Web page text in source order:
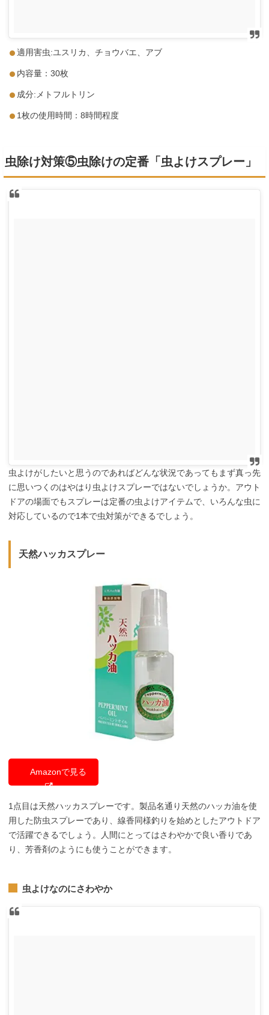
適用害虫:ユスリカ、チョウバエ、アブ
内容量：30枚
成分:メトフルトリン
1枚の使用時間：8時間程度
虫除け対策⑤虫除けの定番「虫よけスプレー」
虫よけがしたいと思うのであればどんな状況であってもまず真っ先
に思いつくのはやはり虫よけスプレーではないでしょうか。アウト
ドアの場面でもスプレーは定番の虫よけアイテムで、いろんな虫に
対応しているので1本で虫対策ができるでしょう。
天然ハッカスプレー
Amazonで見る
1点目は天然ハッカスプレーです。製品名通り天然のハッカ油を使
用した防虫スプレーであり、線香同様釣りを始めとしたアウトドア
で活躍できるでしょう。人間にとってはさわやかで良い香りであ
り、芳香剤のようにも使うことができます。
虫よけなのにさわやか